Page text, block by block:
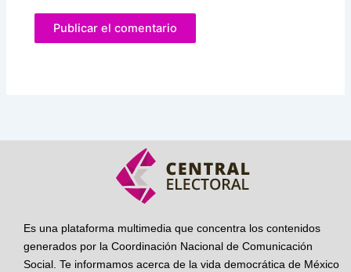
Es una plataforma multimedia que concentra los contenidos
generados por la Coordinación Nacional de Comunicación
Social. Te informamos acerca de la vida democrática de México